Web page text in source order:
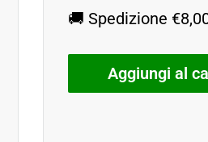
🚚 Spedizione
Aggiungi al